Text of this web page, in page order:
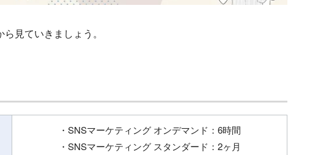
見ていきましょう。
・SNSマーケティング オンデマンド：6時間
・SNSマーケティング スタンダード：2ヶ月